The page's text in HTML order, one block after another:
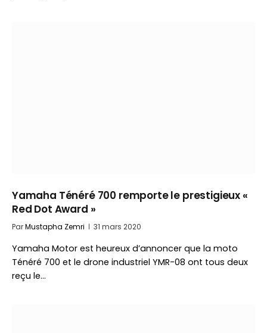
Yamaha Ténéré 700 remporte le prestigieux «
Red Dot Award »
ParMustapha Zemri 31 mars 2020
Yamaha Motor est heureux d’annoncer que la moto
Ténéré 700 et le drone industriel YMR-08 ont tous deux
reçu le…